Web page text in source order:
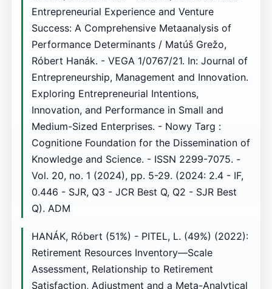
Entrepreneurial Experience and Venture
Success: A Comprehensive Metaanalysis of
Performance Determinants / Matúš Grežo,
Róbert Hanák. - VEGA 1/0767/21. In: Journal of
Entrepreneurship, Management and Innovation.
Exploring Entrepreneurial Intentions,
Innovation, and Performance in Small and
Medium-Sized Enterprises. - Nowy Targ :
Cognitione Foundation for the Dissemination of
Knowledge and Science. - ISSN 2299-7075. -
Vol. 20, no. 1 (2024), pp. 5-29. (2024: 2.4 - IF,
0.446 - SJR, Q3 - JCR Best Q, Q2 - SJR Best
Q). ADM
HANÁK, Róbert (51%) - PITEL, L. (49%) (2022):
Retirement Resources Inventory—Scale
Assessment, Relationship to Retirement
Satisfaction, Adjustment and a Meta-Analytical